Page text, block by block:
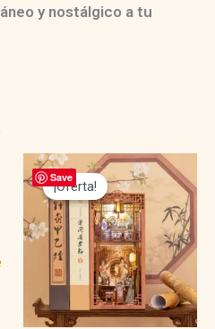
y nostálgico a tu
Save
¡Oferta!
¡Oferta!